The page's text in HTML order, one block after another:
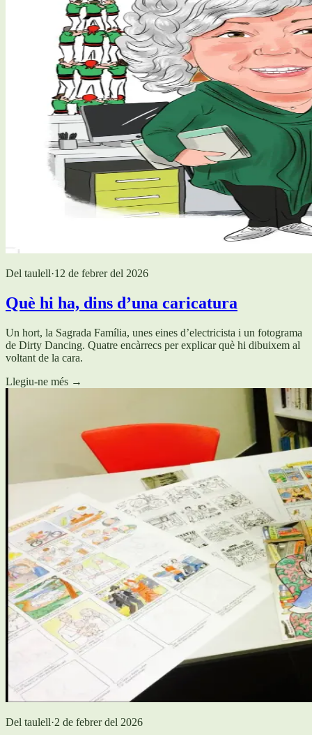
Del taulell·12 de febrer del 2026
Què hi ha, dins d’una caricatura
Un hort, la Sagrada Família, unes eines d’electricista i un fotograma
de Dirty Dancing. Quatre encàrrecs per explicar què hi dibuixem al
voltant de la cara.
Llegiu-ne més →
Del taulell·2 de febrer del 2026